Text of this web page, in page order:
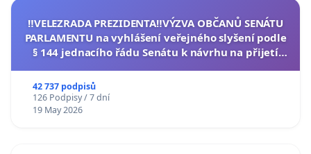
‼️VELEZRADA PREZIDENTA‼️VÝZVA OBČANŮ SENÁTU
PARLAMENTU na vyhlášení veřejného slyšení podle
§ 144 jednacího řádu Senátu k návrhu na přijetí
42 737 podpisů
126 Podpisy / 7 dní
19 May 2026